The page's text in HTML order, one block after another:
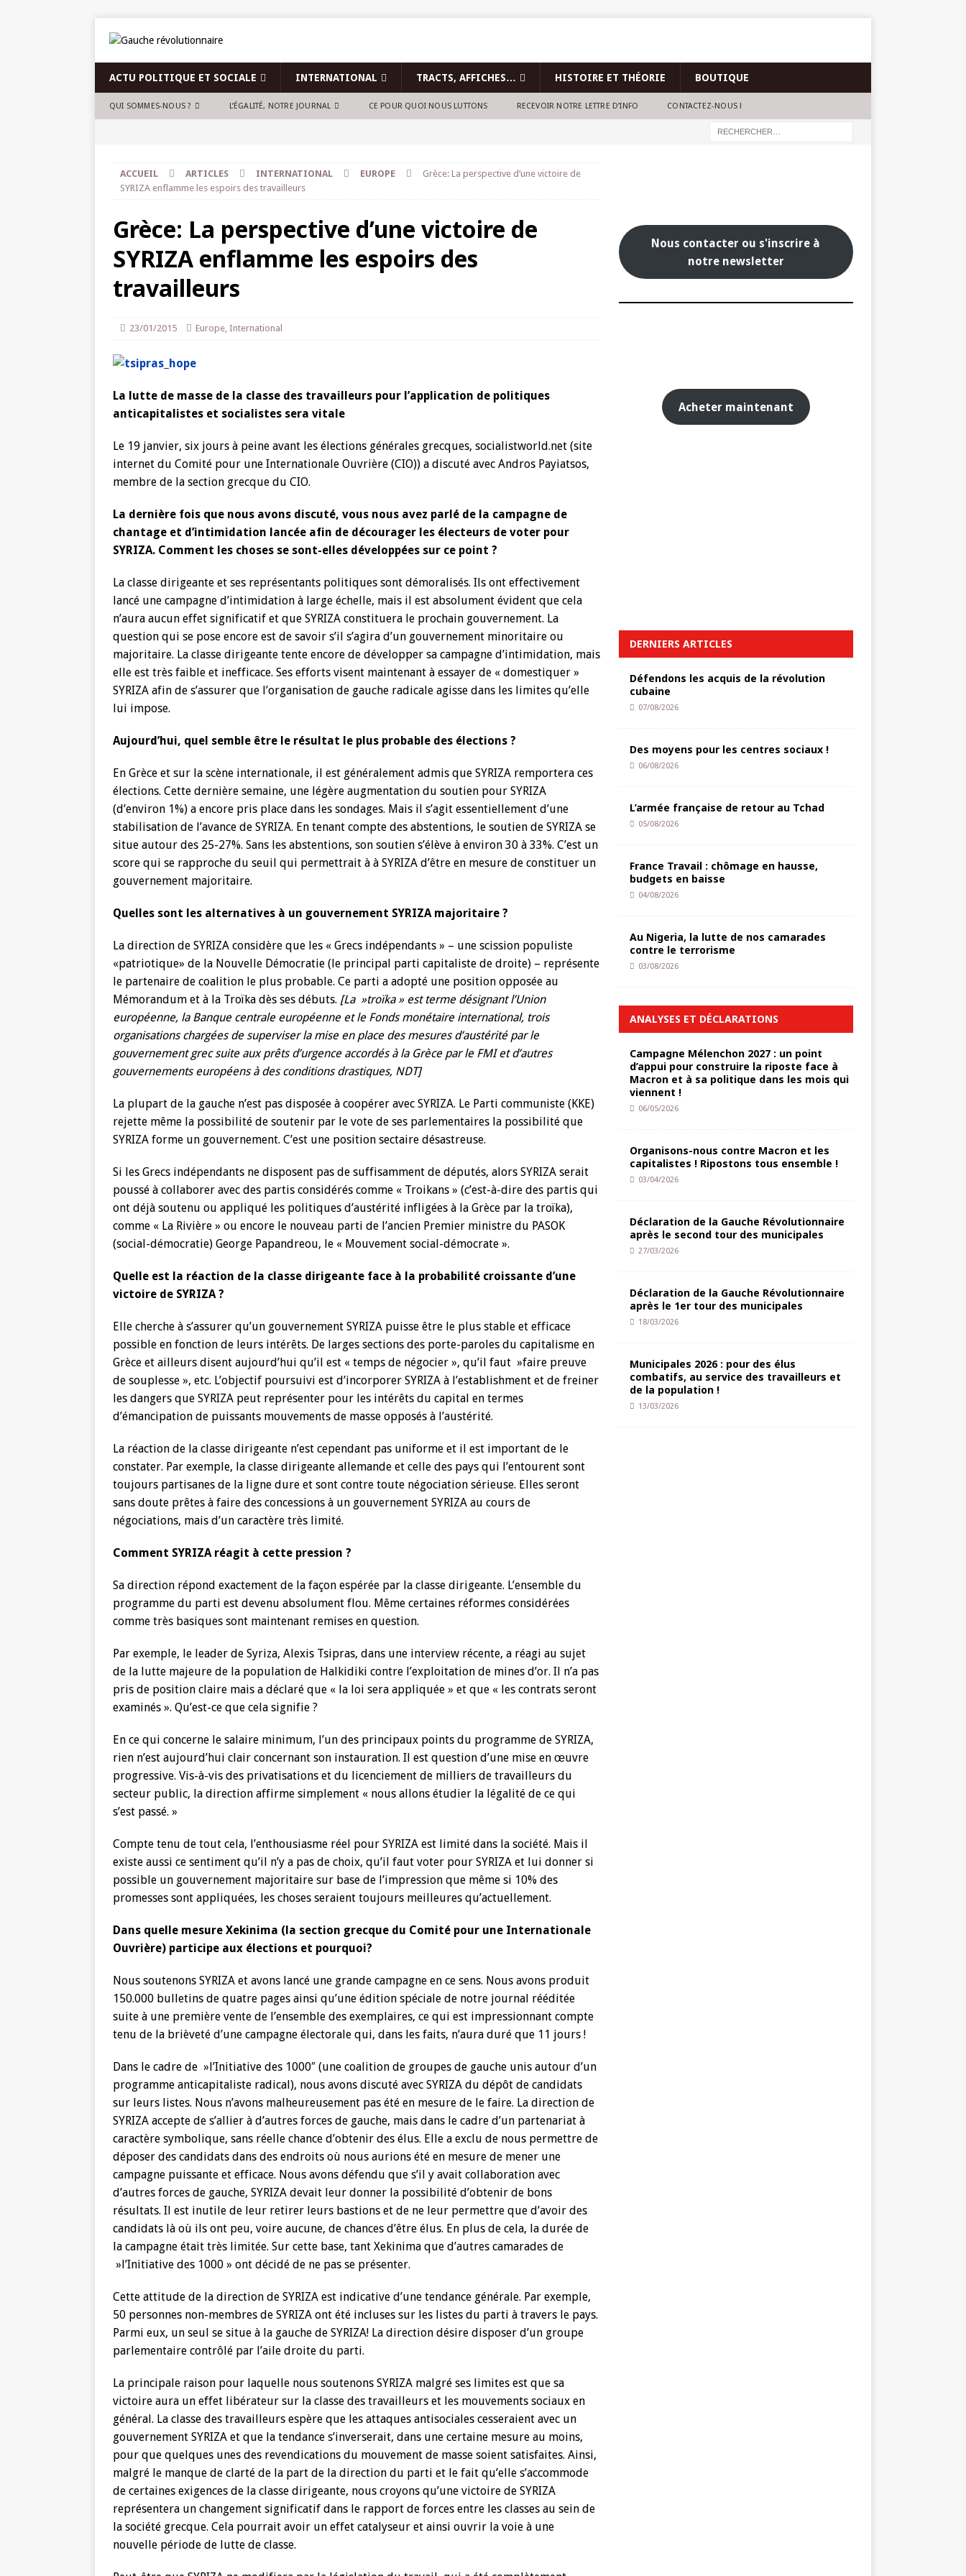
ACTU POLITIQUE ET SOCIALE INTERNATIONAL TRACTS, AFFICHES… HISTOIRE ET THÉORIE BOUTIQUE
QUI SOMMES-NOUS ? L’ÉGALITÉ, NOTRE JOURNAL CE POUR QUOI NOUS LUTTONS RECEVOIR NOTRE LETTRE D’INFO CONTACTEZ-NOUS !
ACCUEIL ARTICLES INTERNATIONAL EUROPE
Grèce: La perspective d’une victoire de
SYRIZA enflamme les espoirs des travailleurs
Grèce: La perspective d’une victoire de
SYRIZA enflamme les espoirs des
travailleurs
23/01/2015 Europe, International
La lutte de masse de la classe des travailleurs pour l’application de politiques
anticapitalistes et socialistes sera vitale
Le 19 janvier, six jours à peine avant les élections générales grecques, socialistworld.net (site
internet du Comité pour une Internationale Ouvrière (CIO)) a discuté avec Andros Payiatsos,
membre de la section grecque du CIO.
La dernière fois que nous avons discuté, vous nous avez parlé de la campagne de
chantage et d’intimidation lancée afin de décourager les électeurs de voter pour
SYRIZA. Comment les choses se sont-elles développées sur ce point ?
La classe dirigeante et ses représentants politiques sont démoralisés. Ils ont effectivement
lancé une campagne d’intimidation à large échelle, mais il est absolument évident que cela
n’aura aucun effet significatif et que SYRIZA constituera le prochain gouvernement. La
question qui se pose encore est de savoir s’il s’agira d’un gouvernement minoritaire ou
majoritaire. La classe dirigeante tente encore de développer sa campagne d’intimidation, mais
elle est très faible et inefficace. Ses efforts visent maintenant à essayer de « domestiquer »
SYRIZA afin de s’assurer que l’organisation de gauche radicale agisse dans les limites qu’elle
lui impose.
Aujourd’hui, quel semble être le résultat le plus probable des élections ?
En Grèce et sur la scène internationale, il est généralement admis que SYRIZA remportera ces
élections. Cette dernière semaine, une légère augmentation du soutien pour SYRIZA
(d’environ 1%) a encore pris place dans les sondages. Mais il s’agit essentiellement d’une
stabilisation de l’avance de SYRIZA. En tenant compte des abstentions, le soutien de SYRIZA se
situe autour des 25-27%. Sans les abstentions, son soutien s’élève à environ 30 à 33%. C’est un
score qui se rapproche du seuil qui permettrait à à SYRIZA d’être en mesure de constituer un
gouvernement majoritaire.
Quelles sont les alternatives à un gouvernement SYRIZA majoritaire ?
La direction de SYRIZA considère que les « Grecs indépendants » – une scission populiste
«patriotique» de la Nouvelle Démocratie (le principal parti capitaliste de droite) – représente
le partenaire de coalition le plus probable. Ce parti a adopté une position opposée au
Mémorandum et à la Troïka dès ses débuts. [La »troïka » est terme désignant l’Union
européenne, la Banque centrale européenne et le Fonds monétaire international, trois
organisations chargées de superviser la mise en place des mesures d’austérité par le
gouvernement grec suite aux prêts d’urgence accordés à la Grèce par le FMI et d’autres
gouvernements européens à des conditions drastiques, NDT]
La plupart de la gauche n’est pas disposée à coopérer avec SYRIZA. Le Parti communiste (KKE)
rejette même la possibilité de soutenir par le vote de ses parlementaires la possibilité que
SYRIZA forme un gouvernement. C’est une position sectaire désastreuse.
Si les Grecs indépendants ne disposent pas de suffisamment de députés, alors SYRIZA serait
poussé à collaborer avec des partis considérés comme « Troikans » (c’est-à-dire des partis qui
ont déjà soutenu ou appliqué les politiques d’austérité infligées à la Grèce par la troïka),
comme « La Rivière » ou encore le nouveau parti de l’ancien Premier ministre du PASOK
(social-démocratie) George Papandreou, le « Mouvement social-démocrate ».
Quelle est la réaction de la classe dirigeante face à la probabilité croissante d’une
victoire de SYRIZA ?
Elle cherche à s’assurer qu’un gouvernement SYRIZA puisse être le plus stable et efficace
possible en fonction de leurs intérêts. De larges sections des porte-paroles du capitalisme en
Grèce et ailleurs disent aujourd’hui qu’il est « temps de négocier », qu’il faut »faire preuve
de souplesse », etc. L’objectif poursuivi est d’incorporer SYRIZA à l’establishment et de freiner
les dangers que SYRIZA peut représenter pour les intérêts du capital en termes
d’émancipation de puissants mouvements de masse opposés à l’austérité.
La réaction de la classe dirigeante n’est cependant pas uniforme et il est important de le
constater. Par exemple, la classe dirigeante allemande et celle des pays qui l’entourent sont
toujours partisanes de la ligne dure et sont contre toute négociation sérieuse. Elles seront
sans doute prêtes à faire des concessions à un gouvernement SYRIZA au cours de
négociations, mais d’un caractère très limité.
Comment SYRIZA réagit à cette pression ?
Sa direction répond exactement de la façon espérée par la classe dirigeante. L’ensemble du
programme du parti est devenu absolument flou. Même certaines réformes considérées
comme très basiques sont maintenant remises en question.
Par exemple, le leader de Syriza, Alexis Tsipras, dans une interview récente, a réagi au sujet
de la lutte majeure de la population de Halkidiki contre l’exploitation de mines d’or. Il n’a pas
pris de position claire mais a déclaré que « la loi sera appliquée » et que « les contrats seront
examinés ». Qu’est-ce que cela signifie ?
En ce qui concerne le salaire minimum, l’un des principaux points du programme de SYRIZA,
rien n’est aujourd’hui clair concernant son instauration. Il est question d’une mise en œuvre
progressive. Vis-à-vis des privatisations et du licenciement de milliers de travailleurs du
secteur public, la direction affirme simplement « nous allons étudier la légalité de ce qui
s’est passé. »
Compte tenu de tout cela, l’enthousiasme réel pour SYRIZA est limité dans la société. Mais il
existe aussi ce sentiment qu’il n’y a pas de choix, qu’il faut voter pour SYRIZA et lui donner si
possible un gouvernement majoritaire sur base de l’impression que même si 10% des
promesses sont appliquées, les choses seraient toujours meilleures qu’actuellement.
Dans quelle mesure Xekinima (la section grecque du Comité pour une Internationale
Ouvrière) participe aux élections et pourquoi?
Nous soutenons SYRIZA et avons lancé une grande campagne en ce sens. Nous avons produit
150.000 bulletins de quatre pages ainsi qu’une édition spéciale de notre journal rééditée
suite à une première vente de l’ensemble des exemplaires, ce qui est impressionnant compte
tenu de la brièveté d’une campagne électorale qui, dans les faits, n’aura duré que 11 jours !
Dans le cadre de »l’Initiative des 1000″ (une coalition de groupes de gauche unis autour d’un
programme anticapitaliste radical), nous avons discuté avec SYRIZA du dépôt de candidats
sur leurs listes. Nous n’avons malheureusement pas été en mesure de le faire. La direction de
SYRIZA accepte de s’allier à d’autres forces de gauche, mais dans le cadre d’un partenariat à
caractère symbolique, sans réelle chance d’obtenir des élus. Elle a exclu de nous permettre de
déposer des candidats dans des endroits où nous aurions été en mesure de mener une
campagne puissante et efficace. Nous avons défendu que s’il y avait collaboration avec
d’autres forces de gauche, SYRIZA devait leur donner la possibilité d’obtenir de bons
résultats. Il est inutile de leur retirer leurs bastions et de ne leur permettre que d’avoir des
candidats là où ils ont peu, voire aucune, de chances d’être élus. En plus de cela, la durée de
la campagne était très limitée. Sur cette base, tant Xekinima que d’autres camarades de
»l’Initiative des 1000 » ont décidé de ne pas se présenter.
Cette attitude de la direction de SYRIZA est indicative d’une tendance générale. Par exemple,
50 personnes non-membres de SYRIZA ont été incluses sur les listes du parti à travers le pays.
Parmi eux, un seul se situe à la gauche de SYRIZA! La direction désire disposer d’un groupe
parlementaire contrôlé par l’aile droite du parti.
La principale raison pour laquelle nous soutenons SYRIZA malgré ses limites est que sa
victoire aura un effet libérateur sur la classe des travailleurs et les mouvements sociaux en
général. La classe des travailleurs espère que les attaques antisociales cesseraient avec un
gouvernement SYRIZA et que la tendance s’inverserait, dans une certaine mesure au moins,
pour que quelques unes des revendications du mouvement de masse soient satisfaites. Ainsi,
malgré le manque de clarté de la part de la direction du parti et le fait qu’elle s’accommode
de certaines exigences de la classe dirigeante, nous croyons qu’une victoire de SYRIZA
représentera un changement significatif dans le rapport de forces entre les classes au sein de
la société grecque. Cela pourrait avoir un effet catalyseur et ainsi ouvrir la voie à une
nouvelle période de lutte de classe.
Nous contacter ou s'inscrire à
notre newsletter
Acheter maintenant
DERNIERS ARTICLES
Défendons les acquis de la révolution
cubaine
07/08/2026
Des moyens pour les centres sociaux !
06/08/2026
L’armée française de retour au Tchad
05/08/2026
France Travail : chômage en hausse,
budgets en baisse
04/08/2026
Au Nigeria, la lutte de nos camarades
contre le terrorisme
03/08/2026
ANALYSES ET DÉCLARATIONS
Campagne Mélenchon 2027 : un point
d’appui pour construire la riposte face à
Macron et à sa politique dans les mois qui
viennent !
06/05/2026
Organisons-nous contre Macron et les
capitalistes ! Ripostons tous ensemble !
03/04/2026
Déclaration de la Gauche Révolutionnaire
après le second tour des municipales
27/03/2026
Déclaration de la Gauche Révolutionnaire
après le 1er tour des municipales
18/03/2026
Municipales 2026 : pour des élus
combatifs, au service des travailleurs et
de la population !
13/03/2026